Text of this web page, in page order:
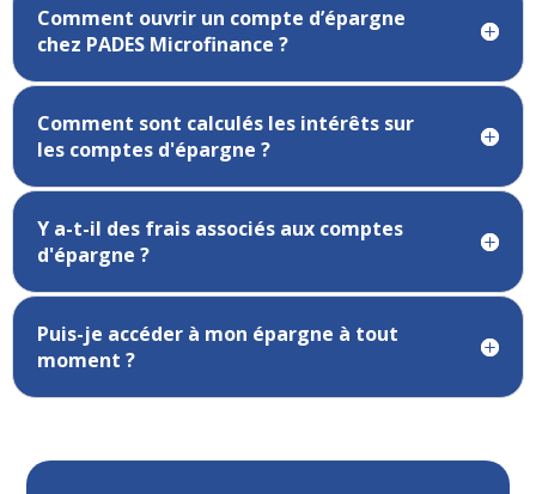
Comment ouvrir un compte d’épargne
chez PADES Microfinance ?
Comment sont calculés les intérêts sur
les comptes d'épargne ?
Y a-t-il des frais associés aux comptes
d'épargne ?
Puis-je accéder à mon épargne à tout
moment ?